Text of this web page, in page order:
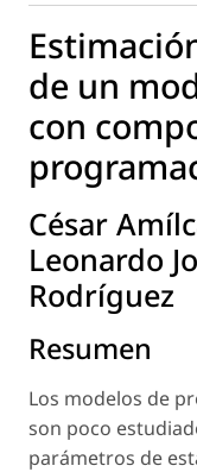
de un
con
César
Leonardo
Rodríguez
Resumen
Los modelos de
son poco
parámetros de